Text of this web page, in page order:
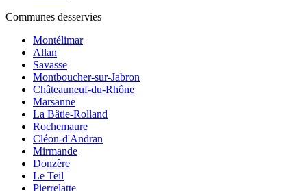
Communes desservies
Montélimar
Allan
Savasse
Montboucher-sur-Jabron
Châteauneuf-du-Rhône
Marsanne
La Bâtie-Rolland
Rochemaure
Cléon-d'Andran
Mirmande
Donzère
Le Teil
Pierrelatte